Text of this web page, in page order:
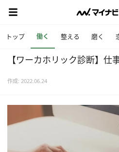
トップ 働く 整える 磨く
【ワーカホリック診断】仕
作成: 2022.06.24